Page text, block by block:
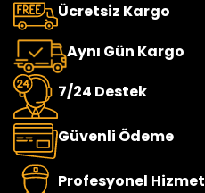
Ücretsiz Kargo
Aynı Gün Kargo
7/24 Destek
Güvenli Ödeme
Profesyonel Hizmet